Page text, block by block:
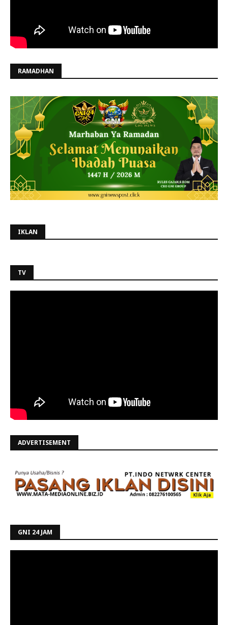
RAMADHAN
IKLAN
TV
ADVERTISEMENT
GNI 24 JAM